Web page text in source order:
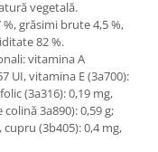
vegetală.
grăsimi brute 4,5 %,
82 %.
vitamina A
UI, vitamina Е (3а700):
(3а316): 0,19 mg,
3а890): 0,59 g;
cupru (3b405): 0,4 mg,